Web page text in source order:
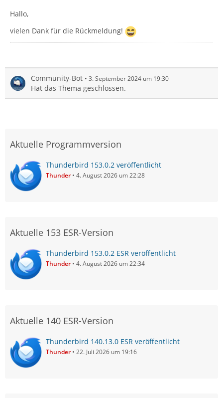
Hallo,
vielen Dank für die Rückmeldung!
Community-Bot 3. September 2024 um 19:30
Hat das Thema geschlossen.
Aktuelle Programmversion
Thunderbird 153.0.2 veröffentlicht
Thunder 4. August 2026 um 22:28
Aktuelle 153 ESR-Version
Thunderbird 153.0.2 ESR veröffentlicht
Thunder 4. August 2026 um 22:34
Aktuelle 140 ESR-Version
Thunderbird 140.13.0 ESR veröffentlicht
Thunder 22. Juli 2026 um 19:16